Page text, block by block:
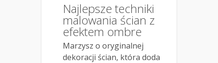
Najlepsze techniki
malowania ścian z
efektem ombre
Marzysz o oryginalnej
dekoracji ścian, która doda